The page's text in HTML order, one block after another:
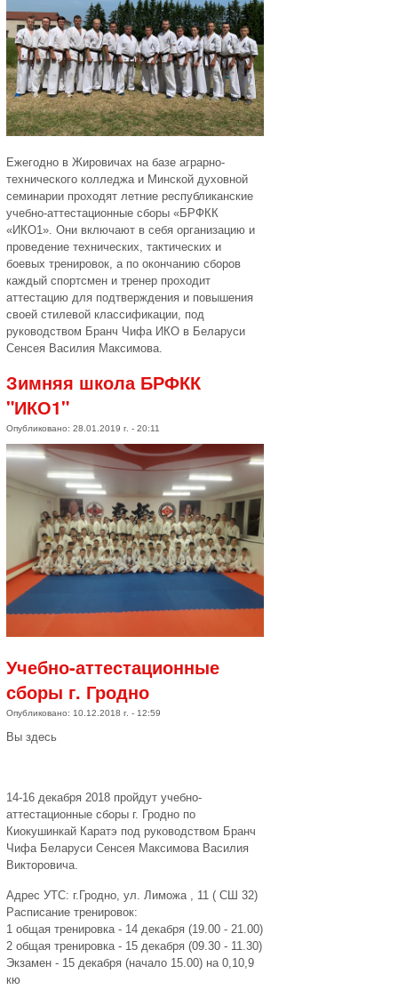
Ежегодно в Жировичах на базе аграрно-
технического колледжа и Минской духовной
семинарии проходят летние республиканские
учебно-аттестационные сборы «БРФКК
«ИКО1». Они включают в себя организацию и
проведение технических, тактических и
боевых тренировок, а по окончанию сборов
каждый спортсмен и тренер проходит
аттестацию для подтверждения и повышения
своей стилевой классификации, под
руководством Бранч Чифа ИКО в Беларуси
Сенсея Василия Максимова.
Зимняя школа БРФКК
"ИКО1"
Опубликовано: 28.01.2019 г. - 20:11
Учебно-аттестационные
сборы г. Гродно
Опубликовано: 10.12.2018 г. - 12:59
Вы здесь
14-16 декабря 2018 пройдут учебно-
аттестационные сборы г. Гродно по
Киокушинкай Каратэ под руководством Бранч
Чифа Беларуси Сенсея Максимова Василия
Викторовича.
Адрес УТС: г.Гродно, ул. Лиможа , 11 ( СШ 32)
Расписание тренировок:
1 общая тренировка - 14 декабря (19.00 - 21.00)
2 общая тренировка - 15 декабря (09.30 - 11.30)
Экзамен - 15 декабря (начало 15.00) на 0,10,9
кю